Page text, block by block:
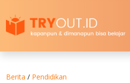
Berita / Pendidikan